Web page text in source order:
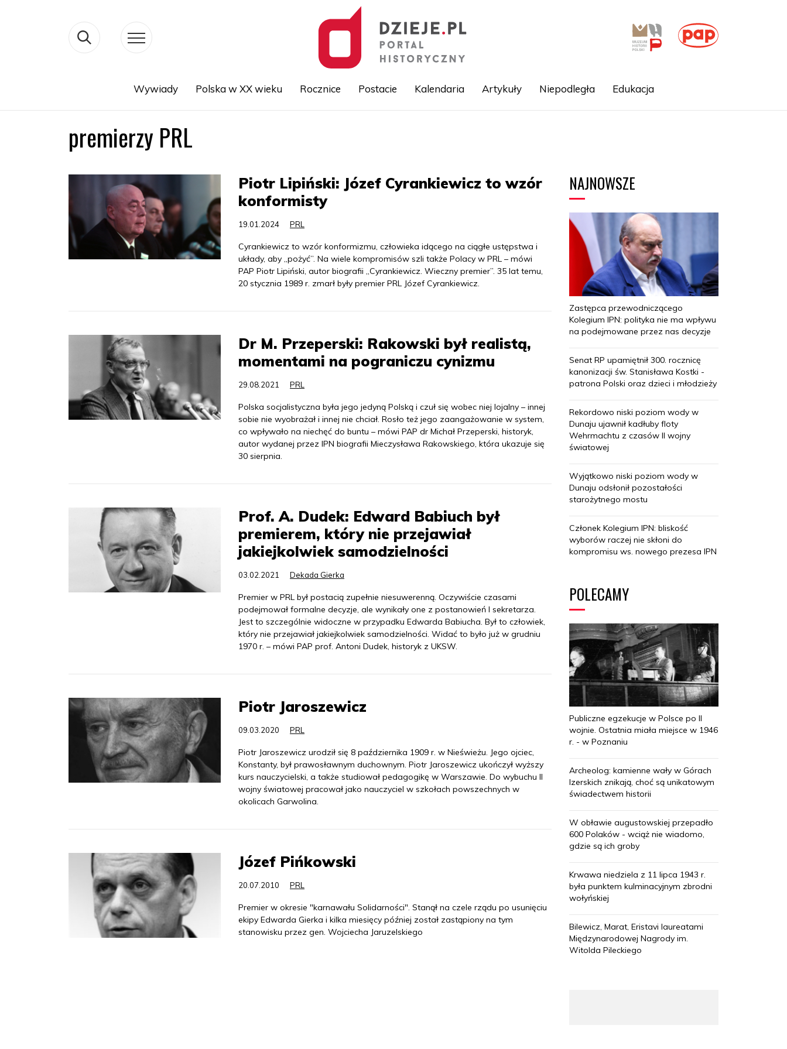
Wywiady Polska w XX wieku Rocznice Postacie Kalendaria Artykuły Niepodległa Edukacja
premierzy PRL
Piotr Lipiński: Józef Cyrankiewicz to wzór
konformisty
19.01.2024 PRL
Cyrankiewicz to wzór konformizmu, człowieka idącego na ciągłe ustępstwa i
układy, aby „pożyć”. Na wiele kompromisów szli także Polacy w PRL – mówi
PAP Piotr Lipiński, autor biografii „Cyrankiewicz. Wieczny premier”. 35 lat temu,
20 stycznia 1989 r. zmarł były premier PRL Józef Cyrankiewicz.
Dr M. Przeperski: Rakowski był realistą,
momentami na pograniczu cynizmu
29.08.2021 PRL
Polska socjalistyczna była jego jedyną Polską i czuł się wobec niej lojalny – innej
sobie nie wyobrażał i innej nie chciał. Rosło też jego zaangażowanie w system,
co wpływało na niechęć do buntu – mówi PAP dr Michał Przeperski, historyk,
autor wydanej przez IPN biografii Mieczysława Rakowskiego, która ukazuje się
30 sierpnia.
Prof. A. Dudek: Edward Babiuch był
premierem, który nie przejawiał
jakiejkolwiek samodzielności
03.02.2021 Dekada Gierka
Premier w PRL był postacią zupełnie niesuwerenną. Oczywiście czasami
podejmował formalne decyzje, ale wynikały one z postanowień I sekretarza.
Jest to szczególnie widoczne w przypadku Edwarda Babiucha. Był to człowiek,
który nie przejawiał jakiejkolwiek samodzielności. Widać to było już w grudniu
1970 r. – mówi PAP prof. Antoni Dudek, historyk z UKSW.
Piotr Jaroszewicz
09.03.2020 PRL
Piotr Jaroszewicz urodził się 8 października 1909 r. w Nieświeżu. Jego ojciec,
Konstanty, był prawosławnym duchownym. Piotr Jaroszewicz ukończył wyższy
kurs nauczycielski, a także studiował pedagogikę w Warszawie. Do wybuchu II
wojny światowej pracował jako nauczyciel w szkołach powszechnych w
okolicach Garwolina.
Józef Pińkowski
20.07.2010 PRL
Premier w okresie "karnawału Solidarności". Stanął na czele rządu po usunięciu
ekipy Edwarda Gierka i kilka miesięcy później został zastąpiony na tym
stanowisku przez gen. Wojciecha Jaruzelskiego
NAJNOWSZE
Zastępca przewodniczącego
Kolegium IPN: polityka nie ma wpływu
na podejmowane przez nas decyzje
Senat RP upamiętnił 300. rocznicę
kanonizacji św. Stanisława Kostki -
patrona Polski oraz dzieci i młodzieży
Rekordowo niski poziom wody w
Dunaju ujawnił kadłuby floty
Wehrmachtu z czasów II wojny
światowej
Wyjątkowo niski poziom wody w
Dunaju odsłonił pozostałości
starożytnego mostu
Członek Kolegium IPN: bliskość
wyborów raczej nie skłoni do
kompromisu ws. nowego prezesa IPN
POLECAMY
Publiczne egzekucje w Polsce po II
wojnie. Ostatnia miała miejsce w 1946
r. - w Poznaniu
Archeolog: kamienne wały w Górach
Izerskich znikają, choć są unikatowym
świadectwem historii
W obławie augustowskiej przepadło
600 Polaków - wciąż nie wiadomo,
gdzie są ich groby
Krwawa niedziela z 11 lipca 1943 r.
była punktem kulminacyjnym zbrodni
wołyńskiej
Bilewicz, Marat, Eristavi laureatami
Międzynarodowej Nagrody im.
Witolda Pileckiego